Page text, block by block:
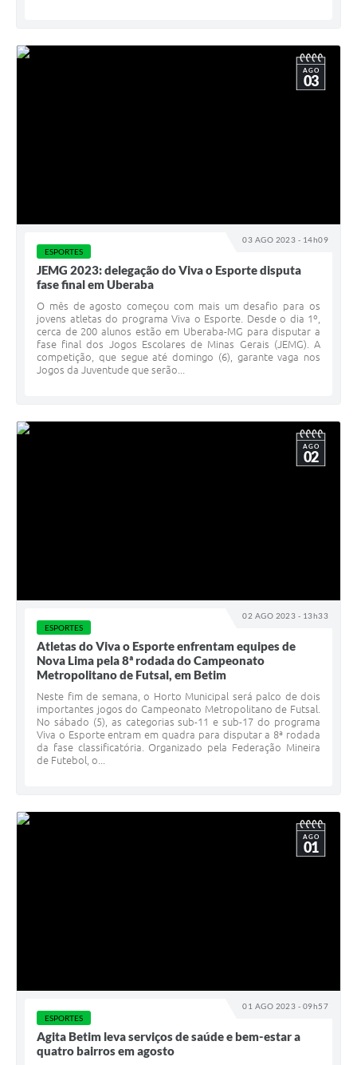
03 AGO 2023 - 14h09
AGO
03
ESPORTES
JEMG 2023: delegação do Viva o Esporte disputa
fase final em Uberaba
O mês de agosto começou com mais um desafio para os
jovens atletas do programa Viva o Esporte. Desde o dia 1º,
cerca de 200 alunos estão em Uberaba-MG para disputar a
fase final dos Jogos Escolares de Minas Gerais (JEMG). A
competição, que segue até domingo (6), garante vaga nos
Jogos da Juventude que serão...
02 AGO 2023 - 13h33
AGO
02
ESPORTES
Atletas do Viva o Esporte enfrentam equipes de
Nova Lima pela 8ª rodada do Campeonato
Metropolitano de Futsal, em Betim
Neste fim de semana, o Horto Municipal será palco de dois
importantes jogos do Campeonato Metropolitano de Futsal.
No sábado (5), as categorias sub-11 e sub-17 do programa
Viva o Esporte entram em quadra para disputar a 8ª rodada
da fase classificatória. Organizado pela Federação Mineira
de Futebol, o...
01 AGO 2023 - 09h57
AGO
01
ESPORTES
Agita Betim leva serviços de saúde e bem-estar a
quatro bairros em agosto